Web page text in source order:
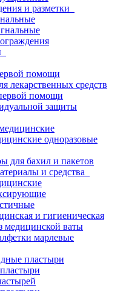
и разметки
помощи
лекарственных средств
помощи
защиты
одноразовые
для бахил и пакетов
и средства
и гигиеническая
медицинской ваты
марлевые
пластыри